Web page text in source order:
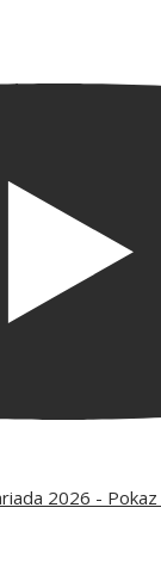
2026 -